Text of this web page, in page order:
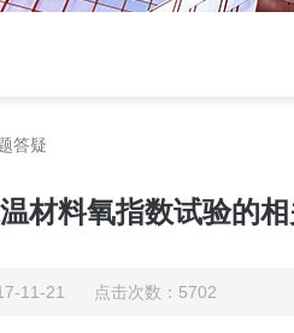
答疑
材料氧指数试验的
11-21 点击次数：5702